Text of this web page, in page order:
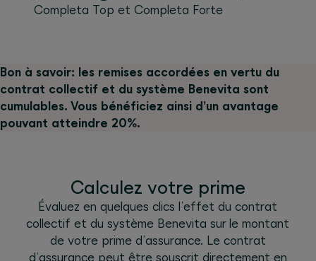
Completa Top et Completa Forte
Bon à savoir: les remises accordées en vertu du
contrat collectif et du système Benevita sont
cumulables. Vous bénéficiez ainsi d’un avantage
pouvant atteindre 20%.
Calculez votre prime
Évaluez en quelques clics l’effet du contrat
collectif et du système Benevita sur le montant
de votre prime d’assurance. Le contrat
d’assurance peut être souscrit directement en